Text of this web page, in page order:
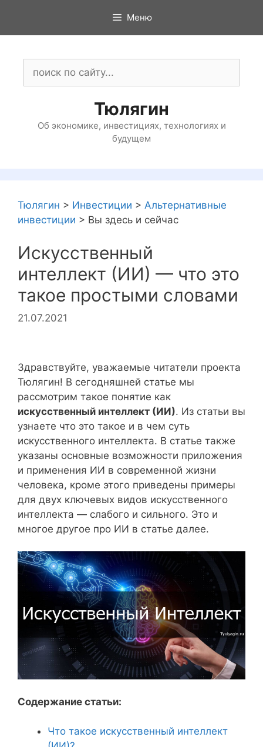
содержимому
Меню
Тюлягин
Об экономике, инвестициях, технологиях и
будущем
Тюлягин > Инвестиции > Альтернативные
инвестиции > Вы здесь и сейчас
Искусственный
интеллект (ИИ) — что это
такое простыми словами
21.07.2021
Здравствуйте, уважаемые читатели проекта
Тюлягин! В сегодняшней статье мы
рассмотрим такое понятие как
искусственный интеллект (ИИ). Из статьи вы
узнаете что это такое и в чем суть
искусственного интеллекта. В статье также
указаны основные возможности приложения
и применения ИИ в современной жизни
человека, кроме этого приведены примеры
для двух ключевых видов искусственного
интеллекта — слабого и сильного. Это и
многое другое про ИИ в статье далее.
Содержание статьи:
Что такое искусственный интеллект